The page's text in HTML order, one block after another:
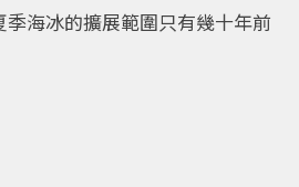
海冰的擴展範圍只有幾十年前